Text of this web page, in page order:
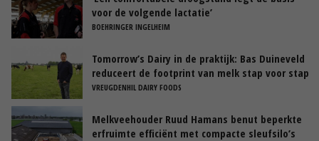
voor de volgende lactatie’
BOEHRINGER INGELHEIM
Tomorrow’s Dairy in de praktijk: Bas Duineveld
reduceert de footprint van melk stap voor stap
VREUGDENHIL DAIRY FOODS
Melkveehouder Ruud Hamans benut beperkte
erfruimte efficiënt met compacte sleufsilo’s